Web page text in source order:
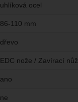
uhlíková ocel
86-110 mm
dřevo
EDC nože / Zavírací nůž
ano
ne